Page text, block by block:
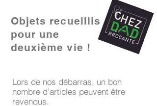
Objets recueillis
pour une
deuxième vie !
Lors de nos débarras, un bon
nombre d’articles peuvent être
revendus.